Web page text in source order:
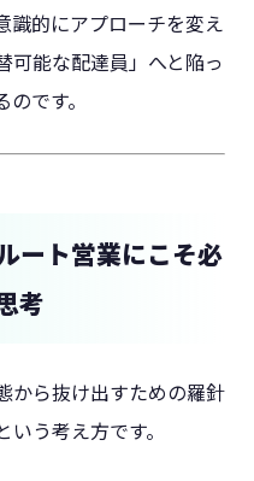
識的にアプローチを変え
可能な配達員」へと陥っ
です。
ート営業にこそ必
考
から抜け出すための羅針
う考え方です。